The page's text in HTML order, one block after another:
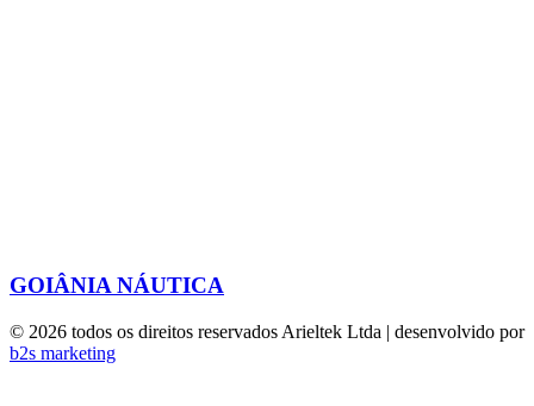
GOIÂNIA NÁUTICA
© 2026 todos os direitos reservados Arieltek Ltda | desenvolvido por
b2s marketing